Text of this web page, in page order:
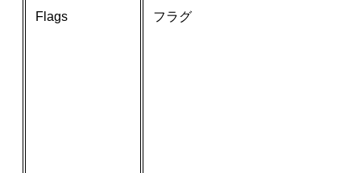
Flags フラグ